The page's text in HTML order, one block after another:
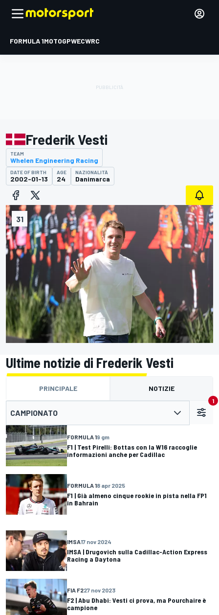
FORMULA 1MOTOGPWECWRC
31
Frederik Vesti
TEAM
Whelen Engineering Racing
DATE OF BIRTH
2002-01-13
AGE
24
NAZIONALITÀ
Danimarca
Ultime notizie di Frederik Vesti
PRINCIPALE NOTIZIE
CAMPIONATO
1
FORMULA 19 gm
F1 | Test Pirelli: Bottas con la W16 raccoglie
informazioni anche per Cadillac
FORMULA 18 apr 2025
F1 | Già almeno cinque rookie in pista nella FP1
in Bahrain
IMSA17 nov 2024
IMSA | Drugovich sulla Cadillac-Action Express
Racing a Daytona
FIA F227 nov 2023
F2 | Abu Dhabi: Vesti ci prova, ma Pourchaire è
campione